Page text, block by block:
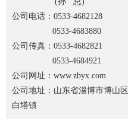
公司电话：0533-4682128
0533-4683880
公司传真：0533-4682821
0533-4684921
公司网址：www.zbyx.com
公司地址：山东省淄博市博山区
白塔镇